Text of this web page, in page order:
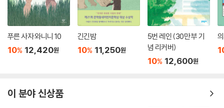
문화, 환경문제와 동물 보호에 대한 주제 의식을 풀어내고 있다. 닐의 아버
지는 아들 닐이 장학금 시험에 합격하도록 도와주고 싶다. 그래서 자신의
정에서 닐은 아빠 엄마와 갈등을 겪는다. 닐과 누나 루파는 섬의 미래를 위
해 보호구역의 호랑이가 얼마나 중요한지 잘 알고 있다. 하지만 또한 부모
작가는 빠른 전개와 지역과 동식물에 대한 많은 자료 조사를 바탕으로 쓴
푸른 사자 와니니 10
10% 12,420원
긴긴밤
10% 11,250원
5번 레인 (30만 부 기
념 리커버)
10% 12,600원
이 분야 신상품